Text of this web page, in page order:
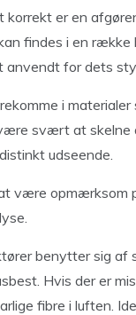
er en
findes i en
anvendt for dets
i
svært at skelne
udseende.
være opmærksom
benytter sig
Hvis der er
fibre i luften.